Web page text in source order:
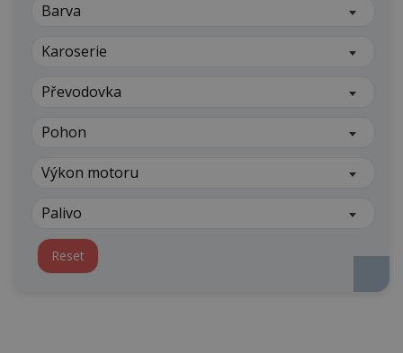
Barva
Karoserie
Převodovka
Pohon
Výkon motoru
Palivo
Reset